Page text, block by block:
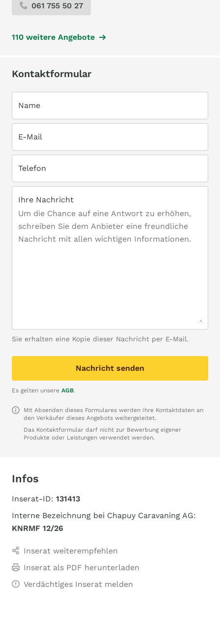
061 755 50 27
110 weitere Angebote
Kontaktformular
Name
E-Mail
Telefon
Ihre Nachricht
Sie erhalten eine Kopie dieser Nachricht per E-Mail.
Nachricht senden
Es gelten unsere AGB.
Mit Absenden dieses Formulares werden Ihre Kontaktdaten an
den Verkäufer dieses Angebots weitergeleitet.
Das Kontaktformular darf nicht zur Bewerbung eigener
Produkte oder Leistungen verwendet werden.
Infos
Inserat-ID: 131413
Interne Bezeichnung bei Chapuy Caravaning AG:
KNRMF 12/26
Inserat weiterempfehlen
Inserat als PDF herunterladen
Verdächtiges Inserat melden